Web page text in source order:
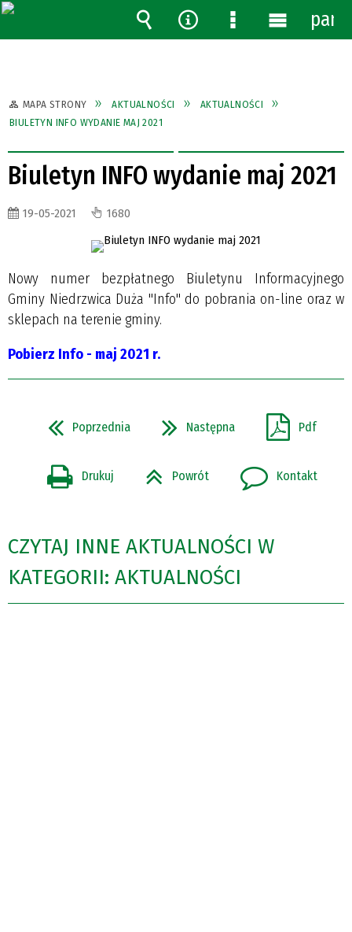
MAPA STRONY AKTUALNOŚCI
AKTUALNOŚCI
BIULETYN INFO WYDANIE MAJ 2021
Biuletyn INFO wydanie maj 2021
19-05-2021 1680
Nowy numer bezpłatnego Biuletynu Informacyjnego
Gminy Niedrzwica Duża "Info" do pobrania on-line oraz w
sklepach na terenie gminy.
Pobierz Info - maj 2021 r.
Poprzednia Następna Pdf
Drukuj Powrót Kontakt
CZYTAJ INNE AKTUALNOŚCI W
KATEGORII: AKTUALNOŚCI
Wyszukiwarka
Narzędzia
MenuMenu